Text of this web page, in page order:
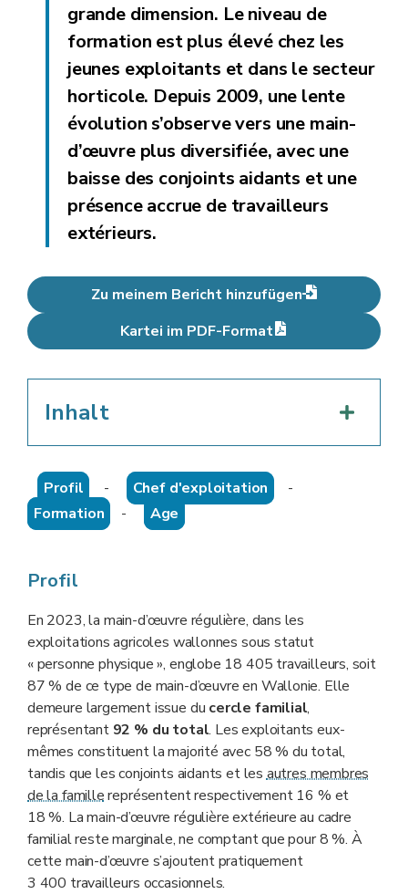
grande dimension. Le niveau de
formation est plus élevé chez les
jeunes exploitants et dans le secteur
horticole. Depuis 2009, une lente
évolution s’observe vers une main-
d’œuvre plus diversifiée, avec une
baisse des conjoints aidants et une
présence accrue de travailleurs
extérieurs.
Zu meinem Bericht hinzufügen
Kartei im PDF-Format
Inhalt
Profil - Chef d'exploitation
-
Formation
- Age
Profil
En 2023, la main-d’œuvre régulière, dans les
exploitations agricoles wallonnes sous statut
« personne physique », englobe 18 405 travailleurs, soit
87 % de ce type de main-d’œuvre en Wallonie. Elle
demeure largement issue du cercle familial,
représentant 92 % du total. Les exploitants eux-
mêmes constituent la majorité avec 58 % du total,
tandis que les conjoints aidants et lesautres membres
de la famillereprésentent respectivement 16 % et
18 %. La main-d’œuvre régulière extérieure au cadre
familial reste marginale, ne comptant que pour 8 %. À
cette main-d’œuvre s’ajoutent pratiquement
3 400 travailleurs occasionnels.